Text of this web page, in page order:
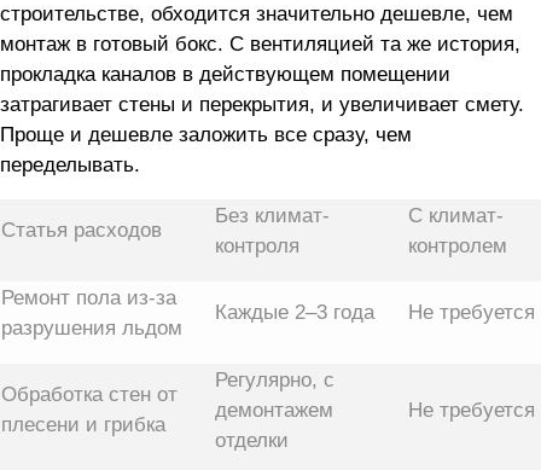
строительстве, обходится значительно дешевле, чем
монтаж в готовый бокс. С вентиляцией та же история,
прокладка каналов в действующем помещении
затрагивает стены и перекрытия, и увеличивает смету.
Проще и дешевле заложить все сразу, чем
переделывать.
Статья расходов
Без климат-
контроля
С климат-
контролем
Ремонт пола из-за
разрушения льдом
Каждые 2–3 года Не требуется
Обработка стен от
плесени и грибка
Регулярно, с
демонтажем
отделки
Не требуется